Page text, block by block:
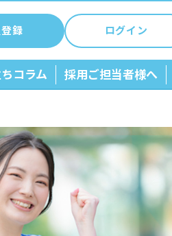
録 ログイン
コラム 採用ご担当者様へ